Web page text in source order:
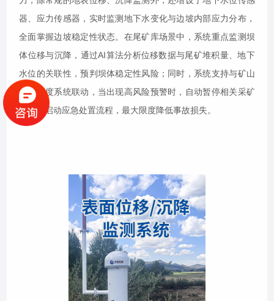
器、应力传感器，实时监测地下水变化与边坡内部应力分布，
全面掌握边坡稳定性状态。在尾矿库场景中，系统重点监测坝
体位移与沉降，通过AI算法分析位移数据与尾矿堆积量、地下
水位的关联性，预判坝体稳定性风险；同时，系统支持与矿山
生产调度系统联动，当出现高风险预警时，自动暂停相关采矿
作业，启动应急处置流程，最大限度降低事故损失。